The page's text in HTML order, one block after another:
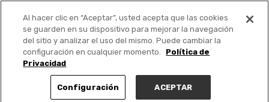
PUBLICA GRATIS +
Al hacer clic en “Aceptar”, usted acepta que las cookies
se guarden en su dispositivo para mejorar la navegación
del sitio y analizar el uso del mismo. Puede cambiar la
configuración en cualquier momento.
Política de
Privacidad
Configuración ACEPTAR